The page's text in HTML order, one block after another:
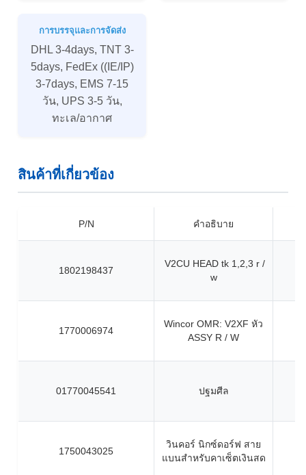
การบรรจุและการจัดส่ง
DHL 3-4days, TNT 3-
5days, FedEx ((IE/IP)
3-7days, EMS 7-15
วัน, UPS 3-5 วัน,
ทะเล/อากาศ
สินค้าที่เกี่ยวข้อง
P/N คําอธิบาย
1802198437
V2CU HEAD tk 1,2,3 r /
w
1770006974
Wincor OMR: V2XF หัว
ASSY R / W
01770045541 ปฐมศีล
1750043025
วินคอร์ นิกซ์ดอร์ฟ สาย
แบนสําหรับคาเซ็ตเงินสด